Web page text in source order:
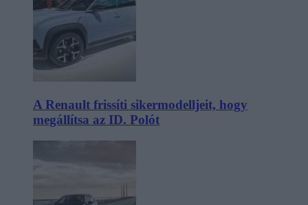
A Renault frissíti sikermodelljeit, hogy
megállítsa az ID. Polót